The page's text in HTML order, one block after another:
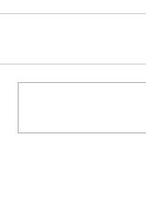
- קצר בגלל